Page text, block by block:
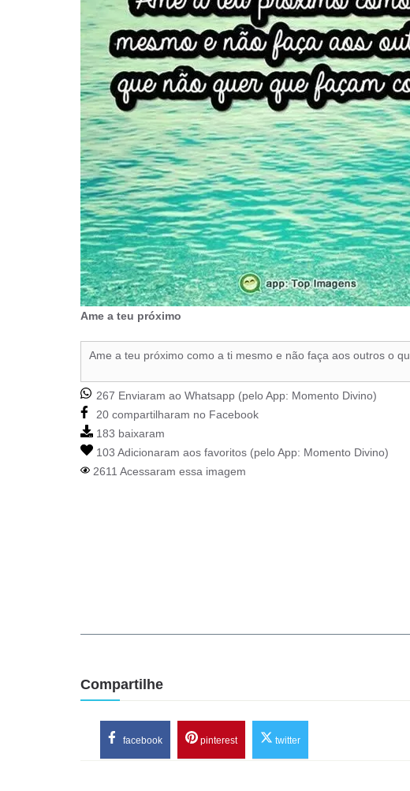
Ame a teu próximo
Ame a teu próximo como a ti mesmo e não faça aos outros o
267 Enviaram ao Whatsapp (pelo App: Momento Divino)
20 compartilharam no Facebook
183 baixaram
103 Adicionaram aos favoritos (pelo App: Momento Divino)
2611 Acessaram essa imagem
Compartilhe
facebook pinterest twitter